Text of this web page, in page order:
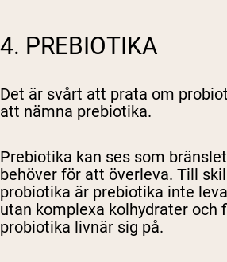
4. PREBIOTIKA
Det är svårt att prata om
att nämna prebiotika.
Prebiotika kan ses som
behöver för att överleva. Till
probiotika är prebiotika inte
utan komplexa kolhydrater och
probiotika livnär sig på.
Handla Nu